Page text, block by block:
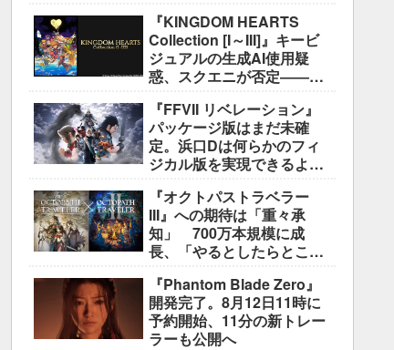
『KINGDOM HEARTS
Collection [I～III]』キービ
ジュアルの生成AI使用疑
惑、スクエニが否定――不
ス」
『FFVII リベレーション』
パッケージ版はまだ未確
定。浜口Dは何らかのフィ
ジカル版を実現できるよう
『オクトパストラベラー
III』への期待は「重々承
知」 700万本規模に成
長、「やるとしたらとこと
『Phantom Blade Zero』
開発完了。8月12日11時に
予約開始、11分の新トレー
ラーも公開へ